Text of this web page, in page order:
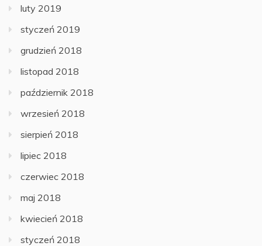
luty 2019
styczeń 2019
grudzień 2018
listopad 2018
październik 2018
wrzesień 2018
sierpień 2018
lipiec 2018
czerwiec 2018
maj 2018
kwiecień 2018
styczeń 2018